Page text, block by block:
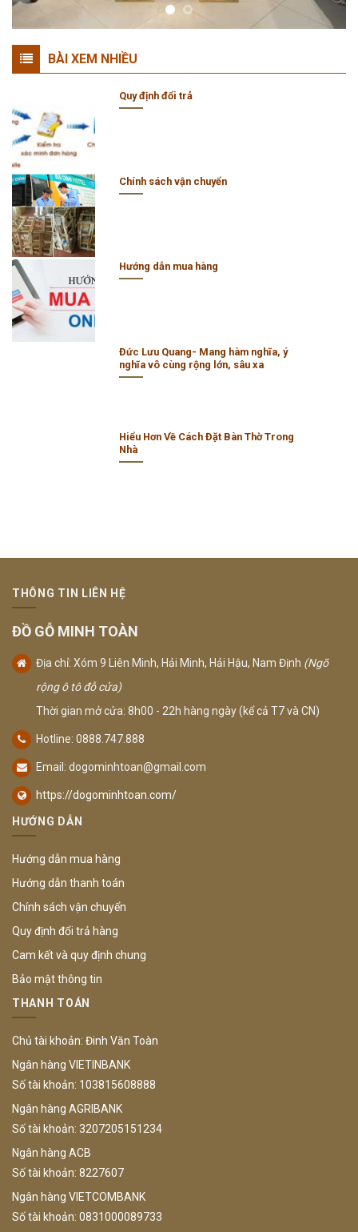
BÀI XEM NHIỀU
Quy định đổi trả
Chính sách vận chuyển
Hướng dẫn mua hàng
Đức Lưu Quang- Mang hàm nghĩa, ý
nghĩa vô cùng rộng lớn, sâu xa
Hiểu Hơn Về Cách Đặt Bàn Thờ Trong
Nhà
THÔNG TIN LIÊN HỆ
ĐỒ GỖ MINH TOÀN
Địa chỉ: Xóm 9 Liên Minh, Hải Minh, Hải Hậu, Nam Định (Ngõ
rộng ô tô đỗ cửa)
Thời gian mở cửa: 8h00 - 22h hàng ngày (kể cả T7 và CN)
Hotline: 0888.747.888
Email: dogominhtoan@gmail.com
https://dogominhtoan.com/
HƯỚNG DẪN
Hướng dẫn mua hàng
Hướng dẫn thanh toán
Chính sách vận chuyển
Quy định đổi trả hàng
Cam kết và quy định chung
Bảo mật thông tin
THANH TOÁN
Chủ tài khoản: Đinh Văn Toàn
Ngân hàng VIETINBANK
Số tài khoản: 103815608888
Ngân hàng AGRIBANK
Số tài khoản: 3207205151234
Ngân hàng ACB
Số tài khoản: 8227607
Ngân hàng VIETCOMBANK
Số tài khoản: 0831000089733